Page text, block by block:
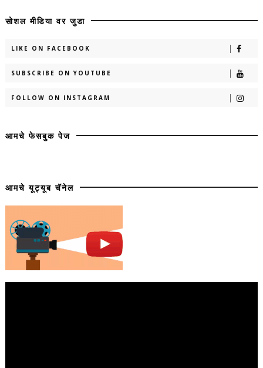
सोशल मीडिया वर जुडा
LIKE ON FACEBOOK
SUBSCRIBE ON YOUTUBE
FOLLOW ON INSTAGRAM
आमचे फेसबुक पेज
आमचे यूट्यूब चॅनेल